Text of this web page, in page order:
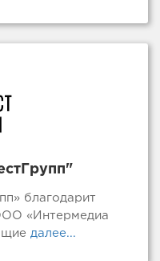
благодарит
«Интермедиа
далее...